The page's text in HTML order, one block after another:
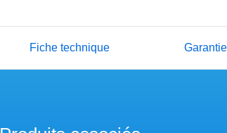
Fiche technique Garantie